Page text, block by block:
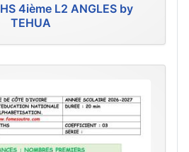
4ième L2 ANGLES by
TEHUA